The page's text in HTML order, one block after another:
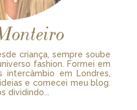
criança, sempre soube
fashion. Formei em
intercâmbio em Londres,
e comecei meu blog.
dividindo...